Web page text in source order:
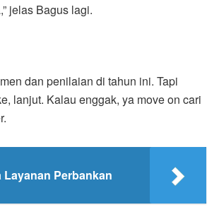
jelas Bagus lagi.
dan penilaian di tahun ini. Tapi
lanjut. Kalau enggak, ya move on cari
Perbankan